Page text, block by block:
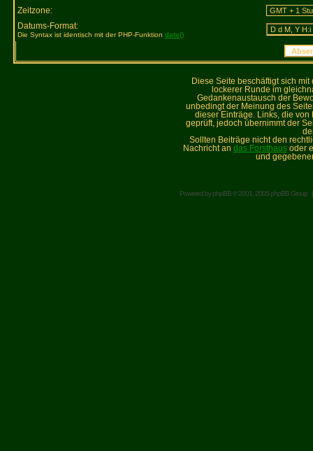
Zeitzone:
Datums-Format:
Die Syntax ist identisch mit der PHP-Funktion date()
Diese Seite beschäftigt sich
lockerer Runde im
Gedankenaustausch der
unbedingt der Meinung des
dieser Einträge. Links, die
geprüft, jedoch übernimmt der
Sollten Beiträge nicht den
Nachricht an das Forsthausoder
und
Powered byphpBB© 2001, 2005 phpBB Group